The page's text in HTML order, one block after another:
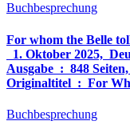
Buchbesprechung
For whom the Belle
1. Oktober 2025,
Ausgabe ‏ : ‎ 848 Seiten, ISBN-13 ‏ : ‎ 978-3764533694,
Originaltitel
Buchbesprechung